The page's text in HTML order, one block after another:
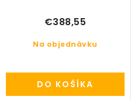
Na objednávku
€388,55
DO KOŠÍKA